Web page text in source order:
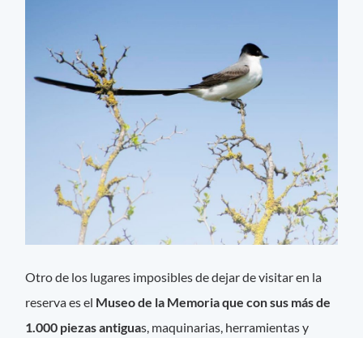
Otro de los lugares imposibles de dejar de visitar en la
reserva es el Museo de la Memoria que con sus más de
1.000 piezas antiguas, maquinarias, herramientas y